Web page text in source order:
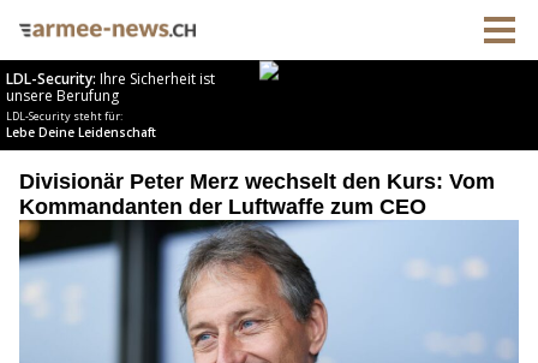
Divisionär Peter Merz wechselt den Kurs: Vom
Kommandanten der Luftwaffe zum CEO